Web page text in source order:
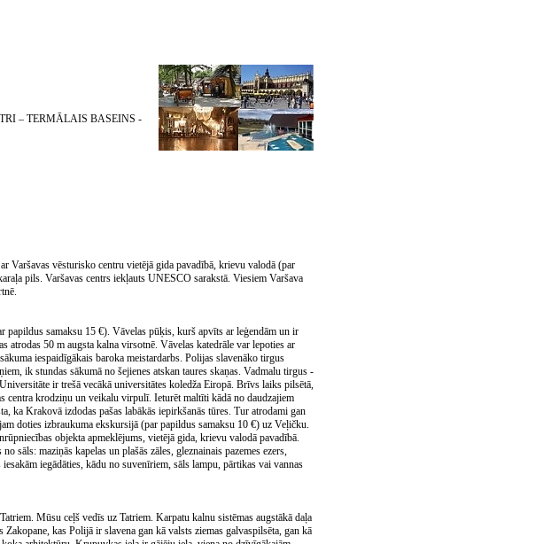
– TERMĀLAIS BASEINS -
Varšavas vēsturisko centru vietējā gida pavadībā, krievu valodā (par
pils. Varšavas centrs iekļauts UNESCO sarakstā. Viesiem Varšava
samaksu 15 €). Vāvelas pūķis, kurš apvīts ar leģendām un ir
50 m augsta kalna virsotnē. Vāvelas katedrāle var lepoties ar
iespaidīgākais baroka meistardarbs. Polijas slavenāko tirgus
ik stundas sākumā no šejienes atskan taures skaņas. Vadmalu tirgus -
ir trešā vecākā universitātes koledža Eiropā. Brīvs laiks pilsētā,
centra krodziņu un veikalu virpulī. Ieturēt maltīti kādā no daudzajiem
ka Krakovā izdodas pašas labākās iepirkšanās tūres. Tur atrodami gan
doties izbraukuma ekskursijā (par papildus samaksu 10 €) uz Veļičku.
objekta apmeklējums, vietējā gida, krievu valodā pavadībā.
sāls: maziņās kapelas un plašās zāles, gleznainais pazemes ezers,
iegādāties, kādu no suvenīriem, sāls lampu, pārtikas vai vannas
Mūsu ceļš vedīs uz Tatriem. Karpatu kalnu sistēmas augstākā daļa
kas Polijā ir slavena gan kā valsts ziemas galvaspilsēta, gan kā